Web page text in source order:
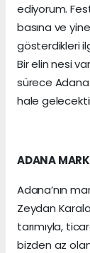
ediyorum.
basına ve
gösterdikleri
Bir elin nesi
sürece
hale
ADANA
Adana’nın
Zeydan
tarımıyla,
bizden az